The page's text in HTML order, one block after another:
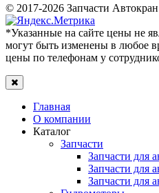
© 2017-2026 Запчасти
*Указанные на сайте цены не
могут быть изменены в любое
цены по телефонам у
Главная
О компании
Каталог
Запчасти
Запчасти для
Запчасти для
Запчасти для